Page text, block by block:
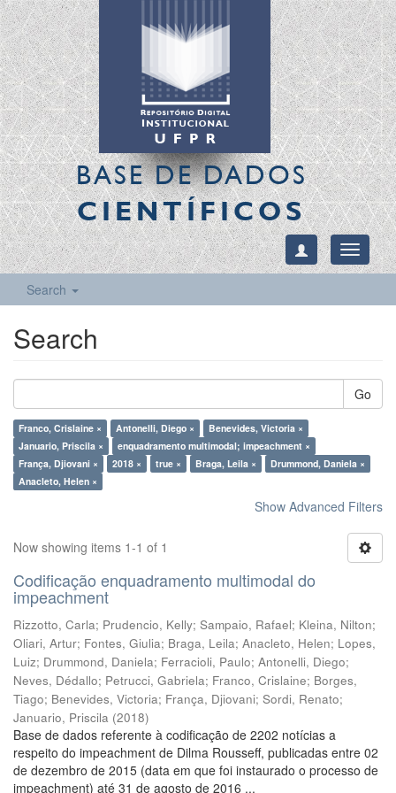
BASE DE DADOS
CIENTÍFICOS
Toggle
Search
Search
Go
Franco, Crislaine × Antonelli, Diego ×
Benevides, Victoria ×
Januario, Priscila ×
enquadramento multimodal; impeachment ×
França, Djiovani ×
2018 × true × Braga, Leila ×
Drummond, Daniela ×
Anacleto, Helen ×
Show Advanced Filters
Now showing items 1-1 of 1
Codificação enquadramento multimodal do
impeachment
Rizzotto, Carla; Prudencio, Kelly; Sampaio, Rafael; Kleina, Nilton;
Oliari, Artur; Fontes, Giulia; Braga, Leila; Anacleto, Helen; Lopes,
Luiz; Drummond, Daniela; Ferracioli, Paulo; Antonelli, Diego;
Neves, Dédallo; Petrucci, Gabriela; Franco, Crislaine; Borges,
Tiago; Benevides, Victoria; França, Djiovani; Sordi, Renato;
Januario, Priscila (2018)
Base de dados referente à codificação de 2202 notícias a
respeito do impeachment de Dilma Rousseff, publicadas entre 02
de dezembro de 2015 (data em que foi instaurado o processo de
impeachment) até 31 de agosto de 2016 ...